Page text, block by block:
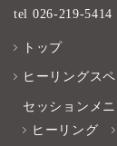
tel 026-219-5414
トップ
ヒーリングス
セッションメ
ヒーリング